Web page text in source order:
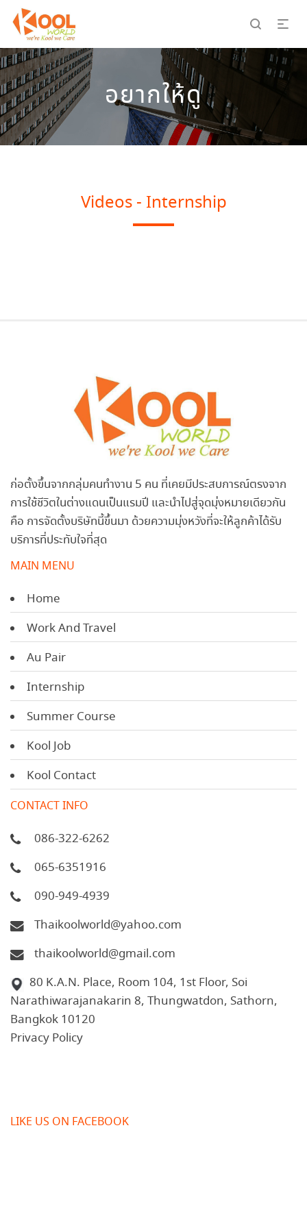
อยากให้ดู
Videos - Internship
ก่อตั้งขึ้นจากกลุ่มคนทำงาน 5 คน ที่เคยมีประสบการณ์ตรงจาก
การใช้ชีวิตในต่างแดนเป็นแรมปี และนำไปสู่จุดมุ่งหมายเดียวกัน
คือ การจัดตั้งบริษัทนี้ขึ้นมา ด้วยความมุ่งหวังที่จะให้ลูกค้าได้รับ
บริการที่ประทับใจที่สุด
MAIN MENU
Home
Work And Travel
Au Pair
Internship
Summer Course
Kool Job
Kool Contact
CONTACT INFO
086-322-6262
065-6351916
090-949-4939
Thaikoolworld@yahoo.com
thaikoolworld@gmail.com
80 K.A.N. Place, Room 104, 1st Floor, Soi
Narathiwarajanakarin 8, Thungwatdon, Sathorn,
Bangkok 10120
Privacy Policy
LIKE US ON FACEBOOK